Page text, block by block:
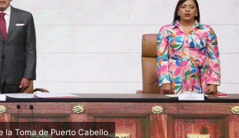
la Toma de Puerto Cabello